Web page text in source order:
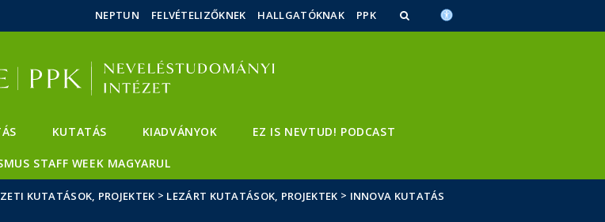
Hírek
Események
ELTE aNEPTUN FELVÉTELIZŐKNEK HALLGATÓKNAK PPK
KUTATÁS KIADVÁNYOK EZ IS NEVTUD! PODCAST
STAFF WEEK MAGYARUL
KUTATÁSOK, PROJEKTEK > LEZÁRT KUTATÁSOK, PROJEKTEK > INNOVA KUTATÁS